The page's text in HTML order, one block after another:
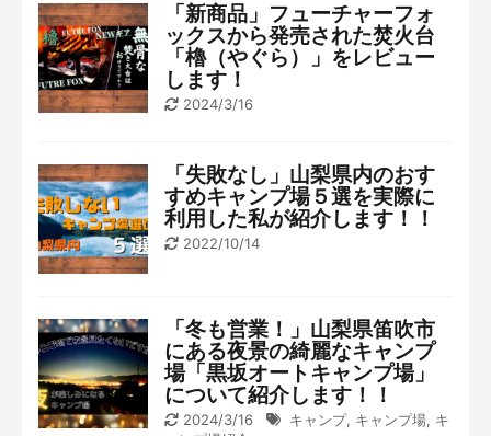
「新商品」フューチャーフォ
ックスから発売された焚火台
「櫓（やぐら）」をレビュー
します！
2024/3/16
「失敗なし」山梨県内のおす
すめキャンプ場５選を実際に
利用した私が紹介します！！
2022/10/14
「冬も営業！」山梨県笛吹市
にある夜景の綺麗なキャンプ
場「黒坂オートキャンプ場」
について紹介します！！
2024/3/16 キャンプ, キャンプ場, キ